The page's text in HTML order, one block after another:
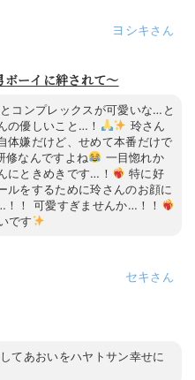
ヨシキ
ーイに絆されて～
コンプレックスが可愛いな…と
の優しいこと…！
玲さん
体嫌だけど、せめて本番だけで
修なんですよね
一目惚れか
にときめきです…！
特に好
ルをするために玲さんのお顔に
！ 可愛すぎませんか…！！
です
セキ
てあおいをハヤトサン幸せに